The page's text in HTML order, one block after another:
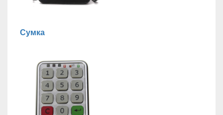
Сумка